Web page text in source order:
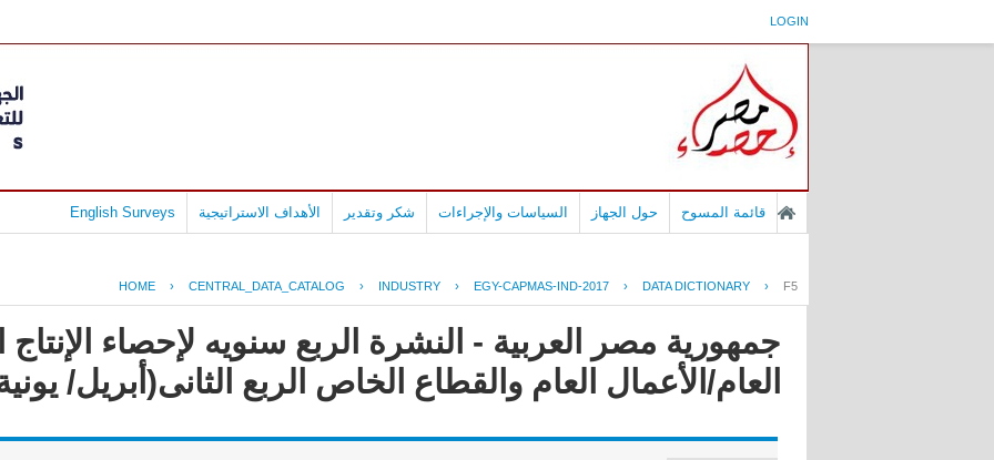
LOGIN
قائمة المسوح حول الجهاز السياسات والإجراءات شكر وتقدير الأهداف الاستراتيجية English Surveys
HOME › CENTRAL_DATA_CATALOG › INDUSTRY › EGY-CAPMAS-IND-2017 › DATA DICTIONARY › F5
جمهورية مصر العربية - النشرة الربع سنويه لإحصاء
العام/الأعمال العام والقطاع الخاص الربع الثانى(أبريل/